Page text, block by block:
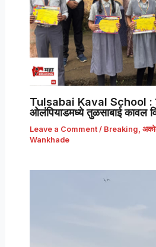
Tulsabai Kaval School :
ओलंपियाडमध्ये तुळसाबाई कावल
Leave a Comment / Breaking
Wankhade